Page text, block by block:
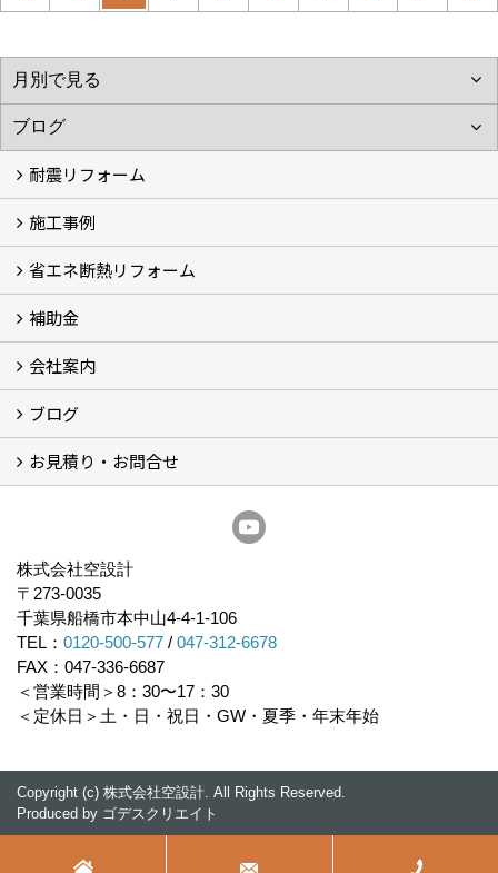
耐震リフォーム
空設計の耐震診断
耐震診断と耐震補強 動画
耐震診断レポート
減災セミナー・耐震基準と熊本地震 動画
耐震診断と耐震補強 解説
耐震診断Q&A
施工事例
施工事例
浴室の劣化改修と耐震補強 動画
浴室の劣化改修と耐震補強①
浴室の劣化改修と耐震補強②
省エネ断熱リフォーム
省エネ診断
省エネリフォーム
補助金
住宅性能表示制度
住宅断熱改修促進事業補助金2026
給湯省エネ2026
先進的窓リノベ2026
長期優良住宅化リフォーム推進事業
市川市耐震補助金
船橋市耐震補助金
浦安市耐震補助金
松戸市耐震補助金
四街道市耐震補助金
佐倉市耐震補助金
成田市耐震補助金
会社案内
経営理念／ご挨拶
会社概要
メディア掲載
リフォーム産業新聞掲載
表彰
スタッフ紹介
アクセス
不動産探し
プライバシーポリシー
ブログ
いちかわ新聞連載コラム
人生の歩き方
空設計通信
まもりとそなえ
豆知識
お見積り・お問合せ
耐震省エネ補助金無料相談会
株式会社空設計
〒273-0035
千葉県船橋市本中山4-4-1-106
TEL： 0120-500-577 / 047-312-6678
FAX：047-336-6687
＜営業時間＞8：30〜17：30
＜定休日＞土・日・祝日・GW・夏季・年末年始
Copyright (c) 株式会社空設計. All Rights Reserved.
Produced by ゴデスクリエイト